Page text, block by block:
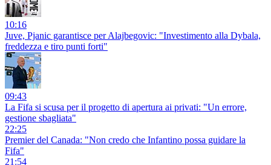
10:16
Juve, Pjanic garantisce per Alajbegovic: "Investimento alla Dybala,
freddezza e tiro punti forti"
09:43
La Fifa si scusa per il progetto di apertura ai privati: "Un errore,
gestione sbagliata"
22:25
Premier del Canada: "Non credo che Infantino possa guidare la
Fifa"
21:54